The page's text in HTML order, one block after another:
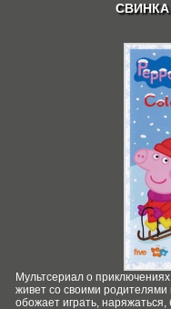
СВИНКА
Мультсериал о
живет со своими
обожает играть,